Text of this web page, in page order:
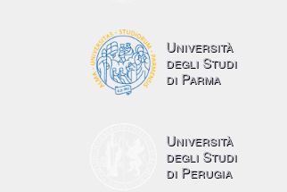
Università
degli Studi
di Parma
Università
degli Studi
di Perugia